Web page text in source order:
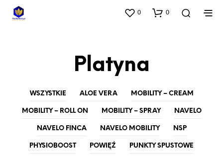
0 0
Platyna
WSZYSTKIE ALOE VERA MOBILITY – CREAM
MOBILITY – ROLL ON MOBILITY – SPRAY NAVELO
NAVELO FINCA NAVELO MOBILITY NSP
PHYSIOBOOST POWIĘŹ PUNKTY SPUSTOWE